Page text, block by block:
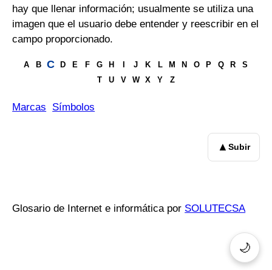
🌙
hay que llenar información; usualmente se utiliza una
imagen que el usuario debe entender y reescribir en el
campo proporcionado.
A B C D E F G H J K L M N O P Q R
S
T
U V W X Y Z
Marcas Símbolos
▲ Subir
Glosario de Internet e informática por SOLUTECSA